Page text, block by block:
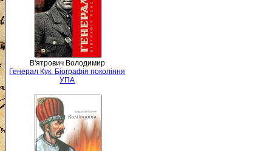
В'ятрович Володимир
Генерал Кук. Біографія покоління
УПА